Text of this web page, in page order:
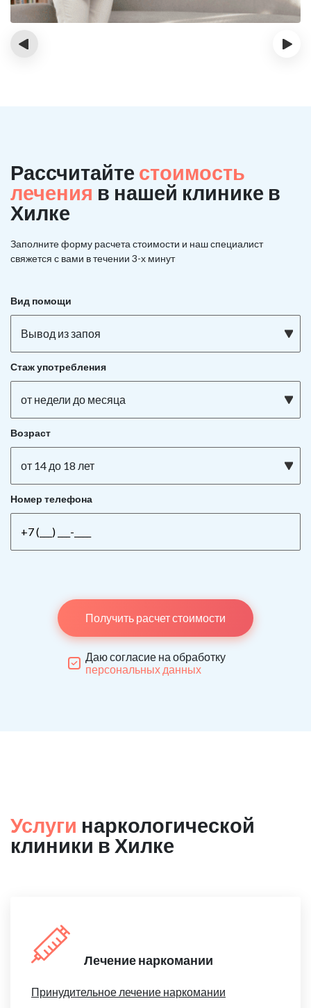
‹ ›
Рассчитайте стоимость
лечения в нашей клинике в
Хилке
Заполните форму расчета стоимости и нашспециалист
свяжется с вами в течении 3-х минут
Вид помощи
Вывод из запоя
Стаж употребления
от недели до месяца
Возраст
от 14 до 18 лет
Номер телефона
Получить расчет стоимости
Даю согласие на обработку
персональных данных
Услуги наркологической
клиники в Хилке
Лечение наркомании
Принудительное лечение наркомании